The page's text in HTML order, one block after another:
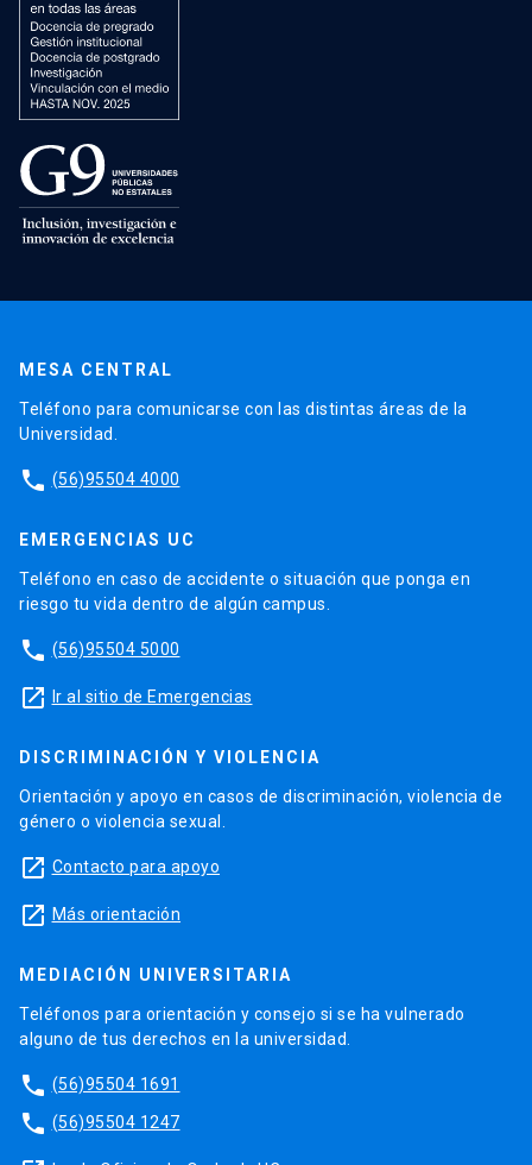
MESA CENTRAL
Teléfono para comunicarse con las distintas áreas de la
Universidad.
phone (56)95504 4000
EMERGENCIAS UC
Teléfono en caso de accidente o situación que ponga en
riesgo tu vida dentro de algún campus.
phone (56)95504 5000
launch Ir al sitio de Emergencias
DISCRIMINACIÓN Y VIOLENCIA
Orientación y apoyo en casos de discriminación, violencia de
género o violencia sexual.
launch Contacto para apoyo
launch Más orientación
MEDIACIÓN UNIVERSITARIA
Teléfonos para orientación y consejo si se ha vulnerado
alguno de tus derechos en la universidad.
phone (56)95504 1691
phone (56)95504 1247